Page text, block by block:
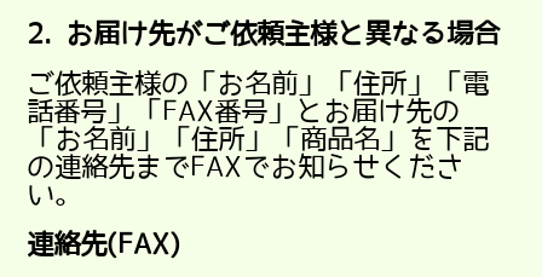
2. お届け先がご依頼主様と異なる場合
ご依頼主様の「お名前」「住所」「電
話番号」「FAX番号」とお届け先の
「お名前」「住所」「商品名」を下記
の連絡先までFAXでお知らせくださ
い。
連絡先(FAX)